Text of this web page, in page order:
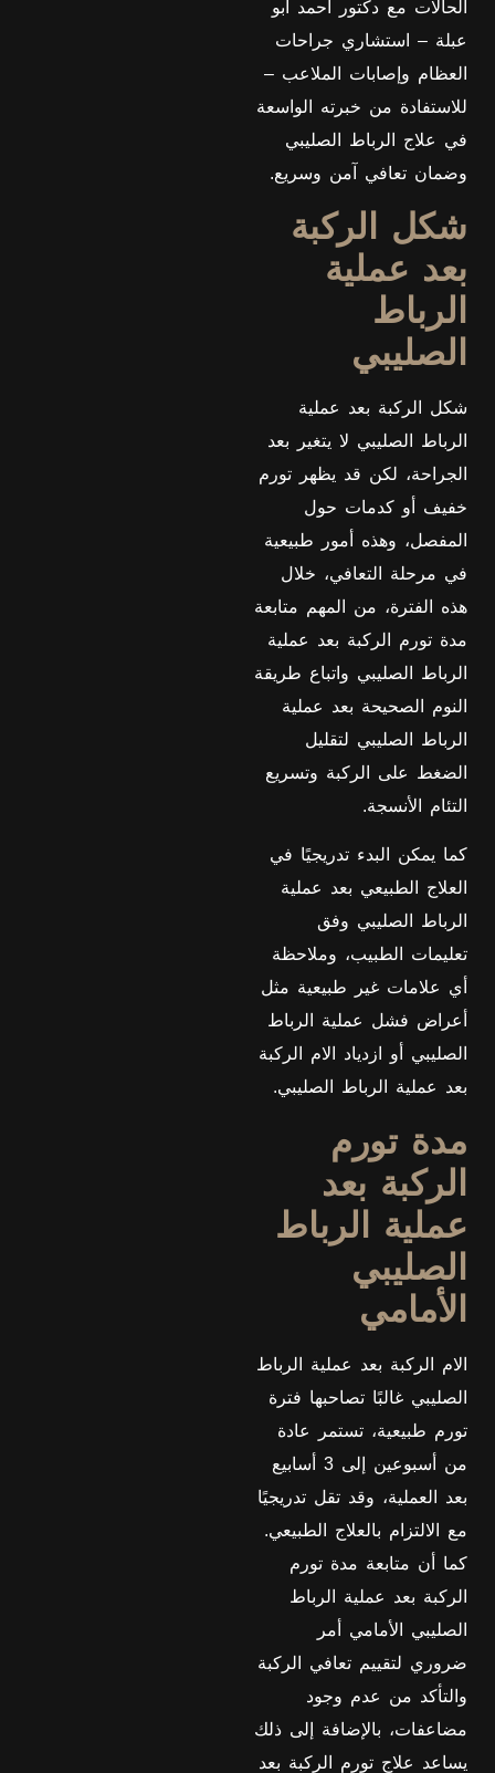
الحالات مع دكتور أحمد أبو
عبلة – استشاري جراحات
العظام وإصابات الملاعب –
للاستفادة من خبرته الواسعة
في علاج الرباط الصليبي
وضمان تعافي آمن وسريع.
شكل الركبة
بعد عملية
الرباط
الصليبي
شكل الركبة بعد عملية
الرباط الصليبي لا يتغير بعد
الجراحة، لكن قد يظهر تورم
خفيف أو كدمات حول
المفصل، وهذه أمور طبيعية
في مرحلة التعافي، خلال
هذه الفترة، من المهم متابعة
مدة تورم الركبة بعد عملية
الرباط الصليبي واتباع طريقة
النوم الصحيحة بعد عملية
الرباط الصليبي لتقليل
الضغط على الركبة وتسريع
التئام الأنسجة.
كما يمكن البدء تدريجيًا في
العلاج الطبيعي بعد عملية
الرباط الصليبي وفق
تعليمات الطبيب، وملاحظة
أي علامات غير طبيعية مثل
أعراض فشل عملية الرباط
الصليبي أو ازدياد الام الركبة
بعد عملية الرباط الصليبي.
مدة تورم
الركبة بعد
عملية الرباط
الصليبي
الأمامي
الام الركبة بعد عملية الرباط
الصليبي غالبًا تصاحبها فترة
تورم طبيعية، تستمر عادة
من أسبوعين إلى 3 أسابيع
بعد العملية، وقد تقل تدريجيًا
مع الالتزام بالعلاج الطبيعي.
كما أن متابعة مدة تورم
الركبة بعد عملية الرباط
الصليبي الأمامي أمر
ضروري لتقييم تعافي الركبة
والتأكد من عدم وجود
مضاعفات، بالإضافة إلى ذلك
يساعد علاج تورم الركبة بعد